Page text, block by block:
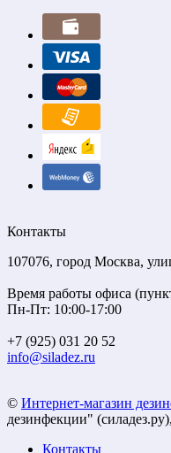
Контакты
107076, город Москва,
Время работы офиса
Пн-Пт: 10:00-17:00
+7 (925) 031 20 52
info@siladez.ru
© Интернет-магазин
дезинфекции"
Контакты